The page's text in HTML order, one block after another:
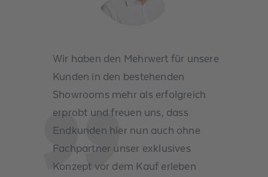
Wir haben den Mehrwert für unsere
Kunden in den bestehenden
Showrooms mehr als erfolgreich
erprobt und freuen uns, dass
Endkunden hier nun auch ohne
Fachpartner unser exklusives
Konzept vor dem Kauf erleben